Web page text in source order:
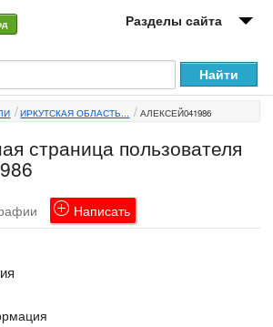
Разделы сайта
ИРКУТСКАЯ ОБЛАСТЬ... АЛЕКСЕЙ041986
страница пользователя
Написать